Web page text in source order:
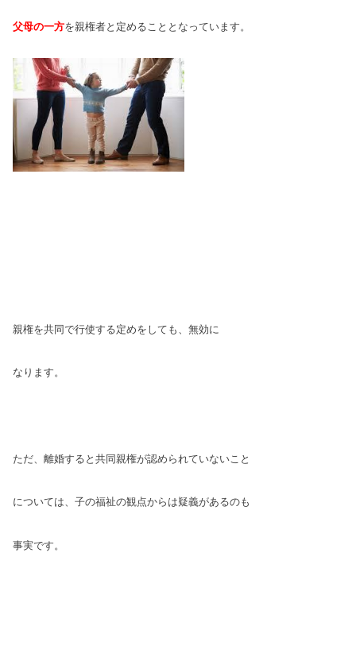
父母の一方を親権者と定めることとなっています。
親権を共同で行使する定めをしても、無効に
なります。
ただ、離婚すると共同親権が認められていないこと
については、子の福祉の観点からは疑義があるのも
事実です。